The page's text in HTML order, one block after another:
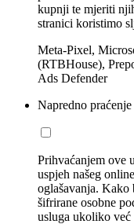
kupnji te mjeriti
stranici koristimo
Meta-Pixel,
(RTBHouse),
Ads Defender
Napredno
Prihvaćanjem ove
uspjeh našeg
oglašavanja. Kako
šifrirane osobne
usluga ukoliko